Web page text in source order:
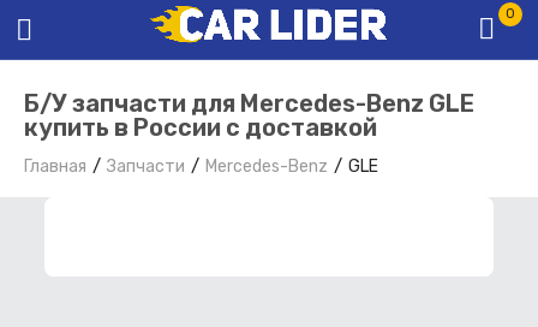
0
Б/У запчасти для Mercedes-Benz GLE
купить в России с доставкой
Главная Запчасти Mercedes-Benz GLE